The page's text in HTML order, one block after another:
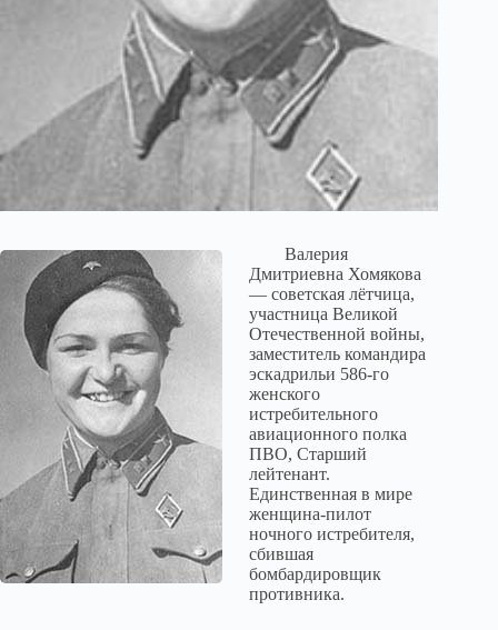
Валерия
Дмитриевна Хомякова
— советская лётчица,
участница Великой
Отечественной войны,
заместитель командира
эскадрильи 586-го
женского
истребительного
авиационного полка
ПВО, Старший
лейтенант.
Единственная в мире
женщина-пилот
ночного истребителя,
сбившая
бомбардировщик
противника.